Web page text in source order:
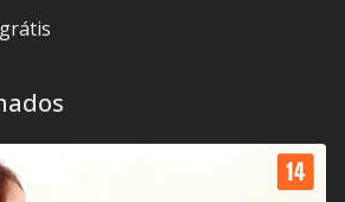
uma aula de inglês que exige que
viva como uma personagem americana
Ela se apaixona por seu professor
repentinamente. Setsuko
para baixo.